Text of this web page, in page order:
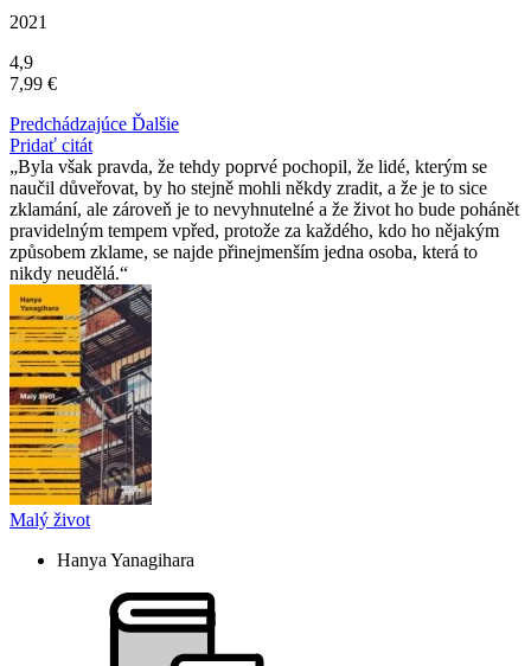
2021
4,9
7,99 €
Predchádzajúce Ďalšie
Pridať citát
Byla však pravda, že tehdy poprvé pochopil, že lidé, kterým se
naučil důveřovat, by ho stejně mohli někdy zradit, a že je to sice
zklamání, ale zároveň je to nevyhnutelné a že život ho bude pohánět
pravidelným tempem vpřed, protože za každého, kdo ho nějakým
způsobem zklame, se najde přinejmenším jedna osoba, která to
nikdy neudělá.
Malý život
Hanya Yanagihara